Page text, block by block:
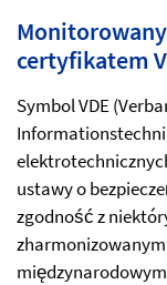
certyfikatem
Symbol VDE
ustawy o
zgodność z